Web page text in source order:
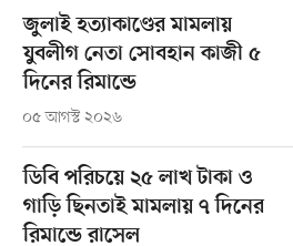
জুলাই হত্যাকাণ্ডের মামলায়
যুবলীগ নেতা সোবহান কাজী ৫
দিনের রিমান্ডে
০৫ আগস্ট ২০২৬
ডিবি পরিচয়ে ২৫ লাখ টাকা ও
গাড়ি ছিনতাই মামলায় ৭ দিনের
রিমান্ডে রাসেল